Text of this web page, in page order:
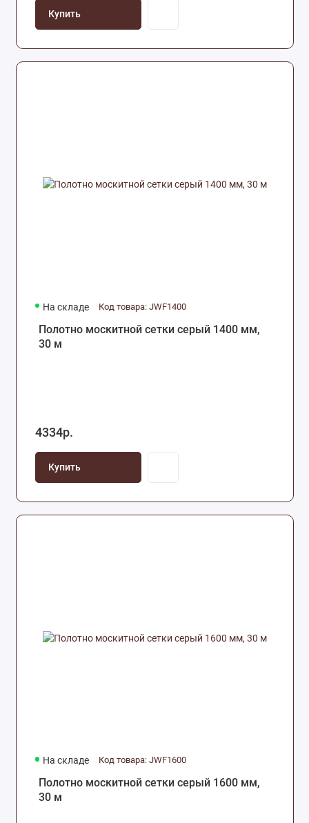
Купить
На складе Код товара: JWF1400
Полотно москитной сетки серый 1400 мм,
30 м
4334р.
Купить
На складе Код товара: JWF1600
Полотно москитной сетки серый 1600 мм,
30 м